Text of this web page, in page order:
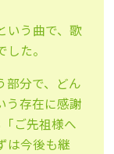
いう曲で、歌
た。
部分で、どん
う存在に感謝
ご先祖様へ
は今後も継